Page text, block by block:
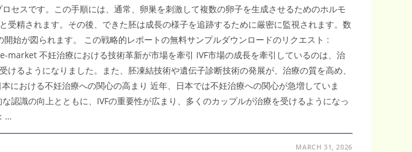
セスです。この手順には、通常、卵巣を刺激して複数の卵子を生成させるためのホルモ
精されます。その後、できた胚は成長の様子を追跡するために厳密に監視されます。数
始が図られます。 この戦略的レポートの無料サンプルダウンロードのリクエスト :
不妊治療における技術革新が市場を牽引 IVF市場の成長を牽引しているのは、治
るようになりました。また、胚凍結技術や遺伝子診断技術の発展が、治療の質を高め、
おける不妊治療への関心の高まり 近年、日本では不妊治療への関心が急増していま
認識の向上とともに、IVFの重要性が広まり、多くのカップルが治療を受けるようになっ
…
MARCH 31, 2026